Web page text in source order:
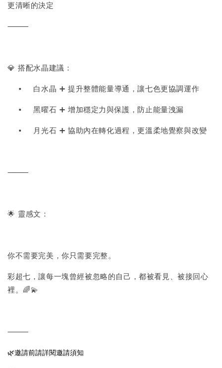
更清晰的決定
⸻
💎 搭配水晶建議：
• 白水晶 ➕ 提升整體能量導通，讓七色更協調運作
• 黑曜石 ➕ 增加穩定力與保護，防止能量洩漏
• 月光石 ➕ 協助內在轉化過程，更溫柔地覺察與改變
⸻
🌟 靈感文：
你不需要完美，你只需要完整。
彩超七，讓每一塊曾經被忽略的自己，都被看見、被接回心
裡。🌈💫
⸻
🌿邀請前請詳閱邀請須知